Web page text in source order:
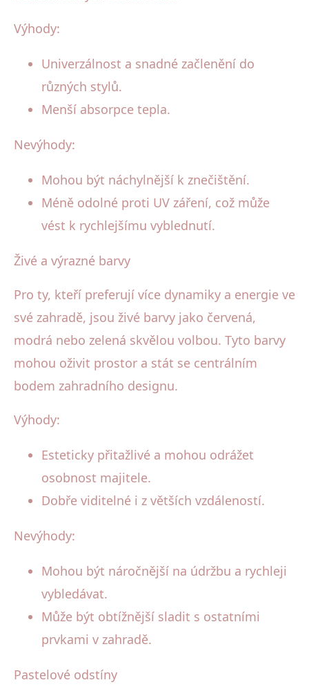
Výhody:
Univerzálnost a snadné začlenění do
různých stylů.
Menší absorpce tepla.
Nevýhody:
Mohou být náchylnější k znečištění.
Méně odolné proti UV záření, což může
vést k rychlejšímu vyblednutí.
Živé a výrazné barvy
Pro ty, kteří preferují více dynamiky a energie ve
své zahradě, jsou živé barvy jako červená,
modrá nebo zelená skvělou volbou. Tyto barvy
mohou oživit prostor a stát se centrálním
bodem zahradního designu.
Výhody:
Esteticky přitažlivé a mohou odrážet
osobnost majitele.
Dobře viditelné i z větších vzdáleností.
Nevýhody:
Mohou být náročnější na údržbu a rychleji
vybledávat.
Může být obtížnější sladit s ostatními
prvkami v zahradě.
Pastelové odstíny